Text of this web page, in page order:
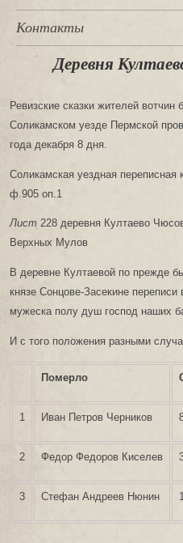
Контакты
Деревня
Ревизские сказки жителей вотчин
Соликамском уезде Пермской
года декабря 8 дня.
Соликамская уездная
ф.905 оп.1
Лист 228 деревня Култаево
Верхных Мулов
В деревне Култаевой по прежде
князе Сонцове-Засекине
мужеска полу душ господ наших
И с того положения разными
Померло
1 Иван Петров Черников
2 Федор Федоров Киселев
3 Стефан Андреев Нюнин